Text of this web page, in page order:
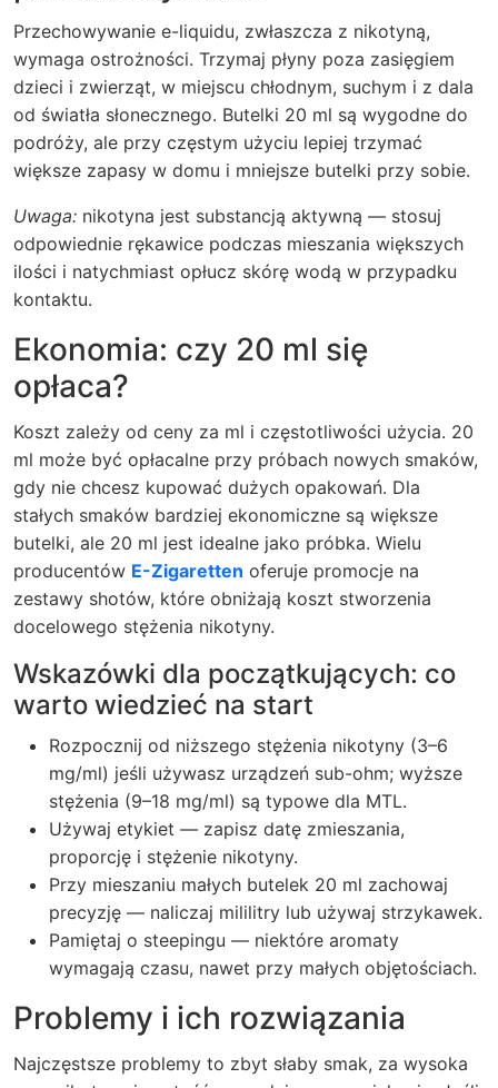
Przechowywanie e-liquidu, zwłaszcza z nikotyną,
wymaga ostrożności. Trzymaj płyny poza zasięgiem
dzieci i zwierząt, w miejscu chłodnym, suchym i z dala
od światła słonecznego. Butelki 20 ml są wygodne do
podróży, ale przy częstym użyciu lepiej trzymać
większe zapasy w domu i mniejsze butelki przy sobie.
Uwaga: nikotyna jest substancją aktywną — stosuj
odpowiednie rękawice podczas mieszania większych
ilości i natychmiast opłucz skórę wodą w przypadku
kontaktu.
Ekonomia: czy 20 ml się
opłaca?
Koszt zależy od ceny za ml i częstotliwości użycia. 20
ml może być opłacalne przy próbach nowych smaków,
gdy nie chcesz kupować dużych opakowań. Dla
stałych smaków bardziej ekonomiczne są większe
butelki, ale 20 ml jest idealne jako próbka. Wielu
producentów E-Zigaretten oferuje promocje na
zestawy shotów, które obniżają koszt stworzenia
docelowego stężenia nikotyny.
Wskazówki dla początkujących: co
warto wiedzieć na start
Rozpocznij od niższego stężenia nikotyny (3–6
mg/ml) jeśli używasz urządzeń sub-ohm; wyższe
stężenia (9–18 mg/ml) są typowe dla MTL.
Używaj etykiet — zapisz datę zmieszania,
proporcję i stężenie nikotyny.
Przy mieszaniu małych butelek 20 ml zachowaj
precyzję — naliczaj mililitry lub używaj strzykawek.
Pamiętaj o steepingu — niektóre aromaty
wymagają czasu, nawet przy małych objętościach.
Problemy i ich rozwiązania
Najczęstsze problemy to zbyt słaby smak, za wysoka